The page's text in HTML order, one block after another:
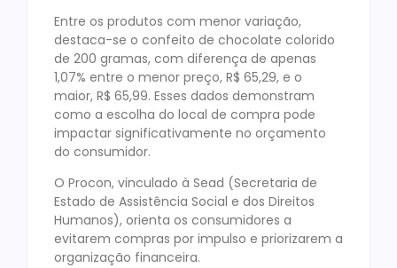
Entre os produtos com menor variação,
destaca-se o confeito de chocolate colorido
de 200 gramas, com diferença de apenas
1,07% entre o menor preço, R$ 65,29, e o
maior, R$ 65,99. Esses dados demonstram
como a escolha do local de compra pode
impactar significativamente no orçamento
do consumidor.
O Procon, vinculado à Sead (Secretaria de
Estado de Assistência Social e dos Direitos
Humanos), orienta os consumidores a
evitarem compras por impulso e priorizarem a
organização financeira.